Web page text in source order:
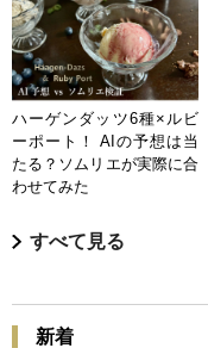
ハーゲンダッツ6種×ルビ
ーポート！ AIの予想は当
たる？ソムリエが実際に合
わせてみた
すべて見る
新着